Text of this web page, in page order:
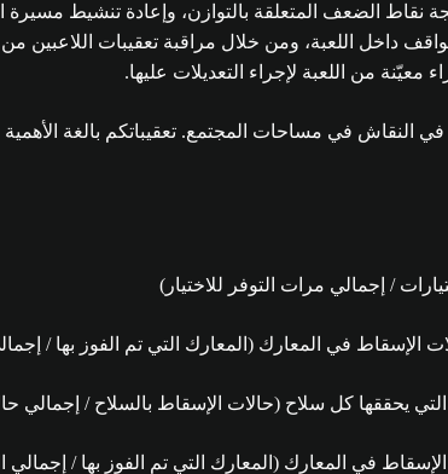
نقاط الضعف المتعلقة بالتوازن، وإعادة تنشيط
داخل اللعبة، ومن خلال مراقبة تعقيبات اللاعبين
من اللعبة لإجراء التعديلات عليها.
/ إجمالي مرات التوفر للاختيار)
الإسقاط في المعارك (المعارك التي تم الفوز بها /
يحققها كل سلاح (حالات الإسقاط بالسلاح / إجمالي
في المعارك (المعارك التي تم الفوز بها / إجمالي